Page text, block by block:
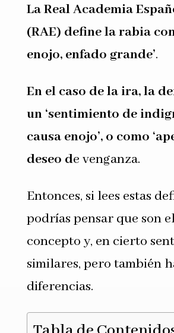
La Real Academia
(RAE) define la rabia
enojo, enfado grande’.
En el caso de la ira, la
un ‘sentimiento de
causa enojo’, o como
deseo de venganza.
Entonces, si lees estas
podrías pensar que son
concepto y, en cierto
similares, pero también
diferencias.